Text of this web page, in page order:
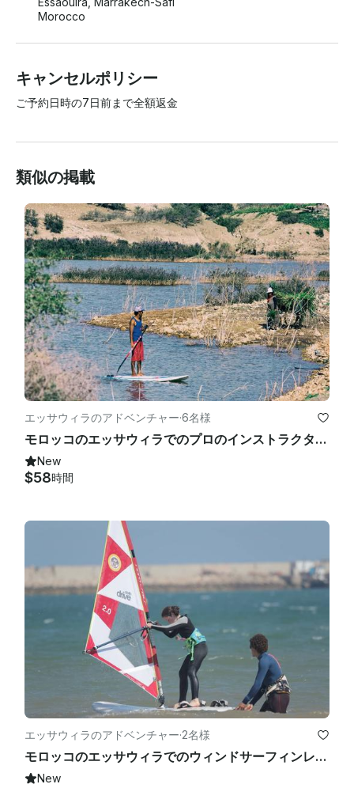
Morocco
キャンセルポリシー
ご予約日時の7日前まで全額返金
類似の掲載
エッサウィラのアドベンチャー·6名様
モロッコのエッサウィラでのプロのインストラクターによるパドルボードレッスン
New
$58時間
エッサウィラのアドベンチャー·2名様
モロッコのエッサウィラでのウィンドサーフィンレッスンの専門インストラクター
New